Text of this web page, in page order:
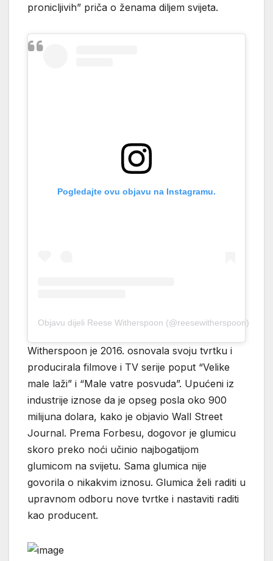
pronicljivih” priča o ženama diljem svijeta.
Pogledajte ovu objavu na Instagramu.
Objavu dijeli Reese Witherspoon (@reesewitherspoon)
Witherspoon je 2016. osnovala svoju tvrtku i
producirala filmove i TV serije poput “Velike
male laži” i “Male vatre posvuda”. Upućeni iz
industrije iznose da je opseg posla oko 900
milijuna dolara, kako je objavio Wall Street
Journal. Prema Forbesu, dogovor je glumicu
skoro preko noći učinio najbogatijom
glumicom na svijetu. Sama glumica nije
govorila o nikakvim iznosu. Glumica želi raditi u
upravnom odboru nove tvrtke i nastaviti raditi
kao producent.